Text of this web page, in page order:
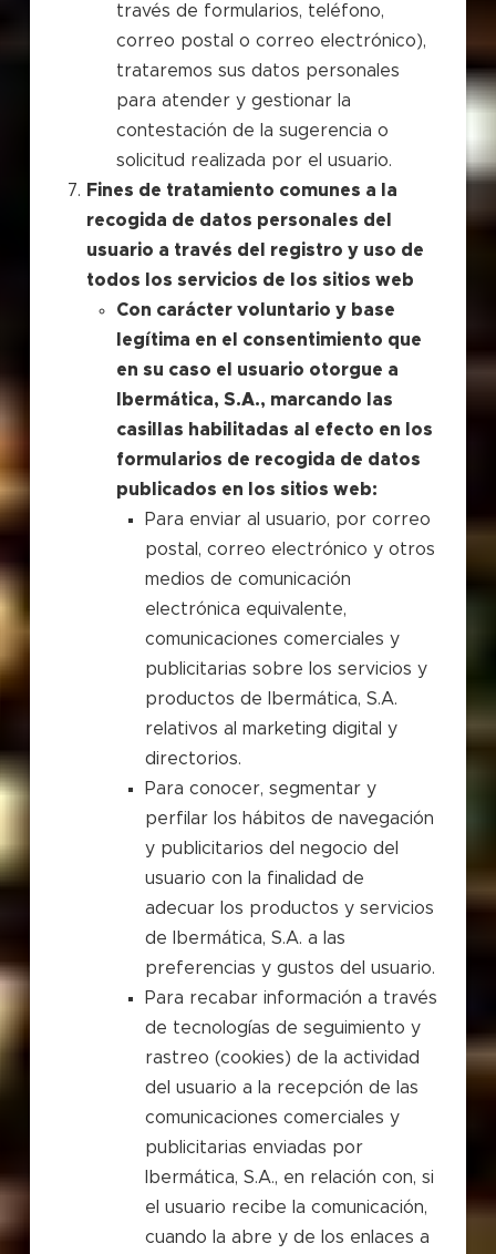
través de formularios, teléfono,
correo postal o correo electrónico),
trataremos sus datos personales
para atender y gestionar la
contestación de la sugerencia o
solicitud realizada por el usuario.
Fines de tratamiento comunes a la
recogida de datos personales del
usuario a través del registro y uso de
todos los servicios de los sitios web
Con carácter voluntario y base
legítima en el consentimiento que
en su caso el usuario otorgue a
Ibermática, S.A., marcando las
casillas habilitadas al efecto en los
formularios de recogida de datos
publicados en los sitios web:
Para enviar al usuario, por correo
postal, correo electrónico y otros
medios de comunicación
electrónica equivalente,
comunicaciones comerciales y
publicitarias sobre los servicios y
productos de Ibermática, S.A.
relativos al marketing digital y
directorios.
Para conocer, segmentar y
perfilar los hábitos de navegación
y publicitarios del negocio del
usuario con la finalidad de
adecuar los productos y servicios
de Ibermática, S.A. a las
preferencias y gustos del usuario.
Para recabar información a través
de tecnologías de seguimiento y
rastreo (cookies) de la actividad
del usuario a la recepción de las
comunicaciones comerciales y
publicitarias enviadas por
Ibermática, S.A., en relación con, si
el usuario recibe la comunicación,
cuando la abre y de los enlaces a